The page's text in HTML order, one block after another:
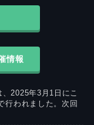
情報
2025年3月1日にこ
行われました。次回